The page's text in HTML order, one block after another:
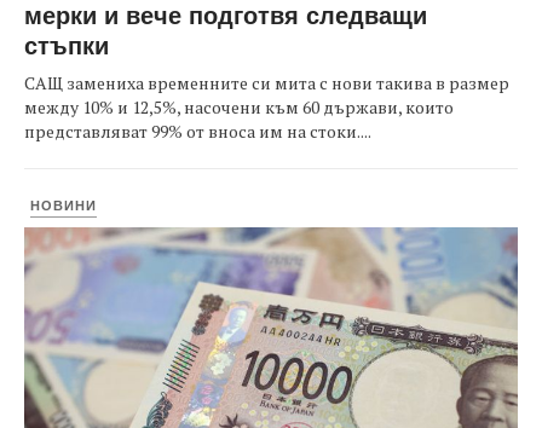
мерки и вече подготвя следващи
стъпки
САЩ замениха временните си мита с нови такива в размер
между 10% и 12,5%, насочени към 60 държави, които
представляват 99% от вноса им на стоки....
НОВИНИ